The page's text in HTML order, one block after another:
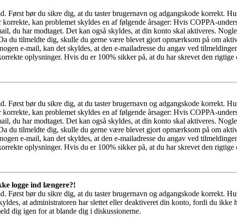
bør du sikre dig, at du taster brugernavn og adgangskode korrekt.
kan problemet skyldes en af følgende årsager: Hvis COPPA-
du har modtaget. Det kan også skyldes, at din konto skal aktiveres.
du tilmeldte dig, skulle du gerne være blevet gjort opmærksom på om
e-mail, kan det skyldes, at den e-mailadresse du angav ved
oplysninger. Hvis du er 100% sikker på, at du har skrevet den
bør du sikre dig, at du taster brugernavn og adgangskode korrekt.
kan problemet skyldes en af følgende årsager: Hvis COPPA-
du har modtaget. Det kan også skyldes, at din konto skal aktiveres.
du tilmeldte dig, skulle du gerne være blevet gjort opmærksom på om
e-mail, kan det skyldes, at den e-mailadresse du angav ved
oplysninger. Hvis du er 100% sikker på, at du har skrevet den
logge ind længere?!
bør du sikre dig, at du taster brugernavn og adgangskode korrekt.
at administratoren har slettet eller deaktiveret din konto, fordi du
dig igen for at blande dig i diskussionerne.